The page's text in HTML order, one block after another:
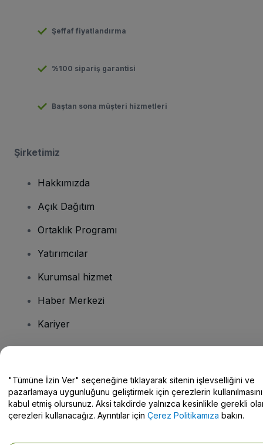
Şeffaf fiyatlandırma
%100 sipariş garantisi
Baştan sona müşteri hizmetleri
Şirketimiz
Hakkımızda
Açık Dağıtım
Ortaklık Programı
Yatırımcılar
Kurumsal hizmet
Haber Merkezi
Kariyer
Yardım Merkezi / Bize Ulaşın
"Tümüne İzin Ver" seçeneğine tıklayarak sitenin işlevselliğini ve
pazarlamaya uygunluğunu geliştirmek için çerezlerin kullanılmasını
kabul etmiş olursunuz. Aksi takdirde yalnızca kesinlikle gerekli
çerezleri kullanacağız. Ayrıntılar için Çerez Politikamıza bakın.